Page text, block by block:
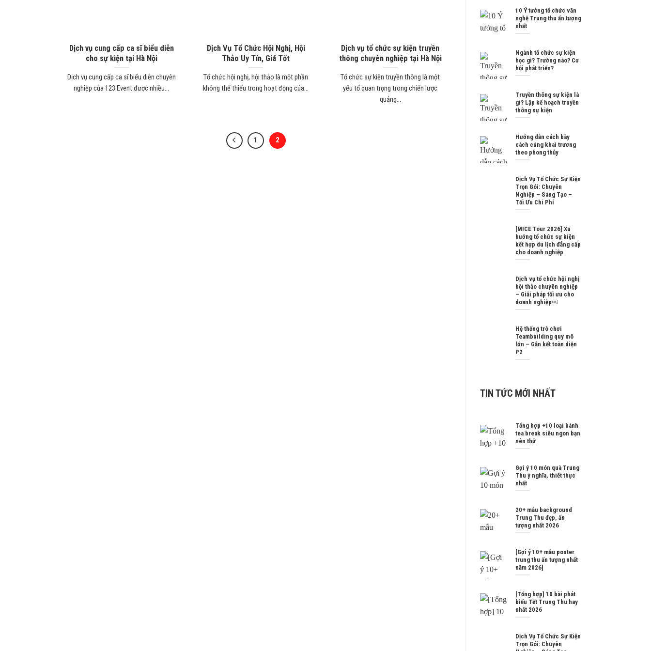
Dịch vụ cung cấp ca sĩ biểu diễn
cho sự kiện tại Hà Nội
Dịch vụ cung cấp ca sĩ biểu diễn chuyên
nghiệp của 123 Event được nhiều...
Dịch Vụ Tổ Chức Hội Nghị, Hội
Thảo Uy Tín, Giá Tốt
Tổ chức hội nghị, hội thảo là một phần
không thể thiếu trong hoạt động của...
Dịch vụ tổ chức sự kiện truyền
thông chuyên nghiệp tại Hà Nội
Tổ chức sự kiện truyền thông là một
yếu tố quan trọng trong chiến lược
quảng...
1 2
10 Ý tưởng tổ chức văn
nghệ Trung thu ấn tượng
nhất
Ngành tổ chức sự kiện
học gì? Trường nào? Cơ
hội phát triển?
Truyền thông sự kiện là
gì? Lập kế hoạch truyền
thông sự kiện
Hướng dẫn cách bày
cách cúng khai trương
theo phong thủy
Dịch Vụ Tổ Chức Sự Kiện
Trọn Gói: Chuyên
Nghiệp – Sáng Tạo –
Tối Ưu Chi Phí
[MICE Tour 2026] Xu
hướng tổ chức sự kiện
kết hợp du lịch đẳng cấp
cho doanh nghiệp
Dịch vụ tổ chức hội nghị
hội thảo chuyên nghiệp
– Giải pháp tối ưu cho
doanh nghiệp￼
Hệ thống trò chơi
Teambuilding quy mô
lớn – Gắn kết toàn diện
P2
TIN TỨC MỚI NHẤT
Tổng hợp +10 loại bánh
tea break siêu ngon bạn
nên thử
Gợi ý 10 món quà Trung
Thu ý nghĩa, thiết thực
nhất
20+ mẫu background
Trung Thu đẹp, ấn
tượng nhất 2026
[Gợi ý 10+ mẫu poster
trung thu ấn tượng nhất
năm 2026]
[Tổng hợp] 10 bài phát
biểu Tết Trung Thu hay
nhất 2026
Dịch Vụ Tổ Chức Sự Kiện
Trọn Gói: Chuyên